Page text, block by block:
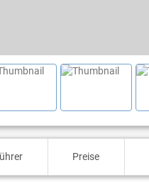
Preise